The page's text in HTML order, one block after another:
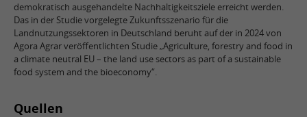
demokratisch ausgehandelte Nachhaltigkeitsziele erreicht werden.
Das in der Studie vorgelegte Zukunftsszenario für die
Landnutzungssektoren in Deutschland beruht auf der in 2024 von
Agora Agrar veröffentlichten Studie „Agriculture, forestry and food in
a climate neutral EU – the land use sectors as part of a sustainable
food system and the bioeconomy“.
Quellen